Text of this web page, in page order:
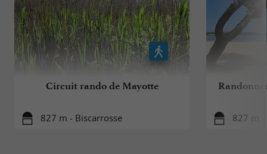
Circuit rando de Mayotte
827 m - Biscarrosse 827 m -